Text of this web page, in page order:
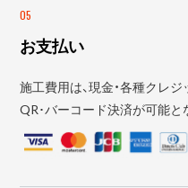
05
お支払い
施工費用は、現金・各種クレジ
QR･バーコード決済が可能と